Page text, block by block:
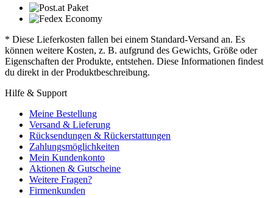
* Diese Lieferkosten fallen bei einem Standard-Versand an. Es
können weitere Kosten, z. B. aufgrund des Gewichts, Größe oder
Eigenschaften der Produkte, entstehen. Diese Informationen findest
du direkt in der Produktbeschreibung.
Hilfe & Support
Meine Bestellung
Versand & Lieferung
Rücksendungen & Rückerstattungen
Zahlungsmöglichkeiten
Mein Kundenkonto
Aktionen & Gutscheine
Weitere Fragen?
Firmenkunden